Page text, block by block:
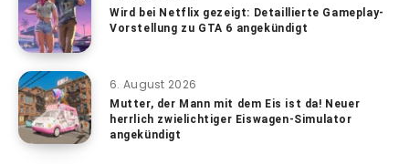
Wird bei Netflix gezeigt: Detaillierte Gameplay-
Vorstellung zu GTA 6 angekündigt
6. August 2026
Mutter, der Mann mit dem Eis ist da! Neuer
herrlich zwielichtiger Eiswagen-Simulator
angekündigt